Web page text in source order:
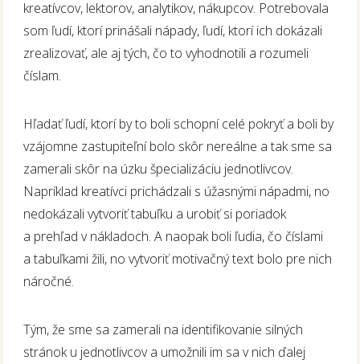
kreatívcov, lektorov, analytikov, nákupcov. Potrebovala
som ľudí, ktorí prinášali nápady, ľudí, ktorí ich dokázali
zrealizovať, ale aj tých, čo to vyhodnotili a rozumeli
číslam.
Hľadať ľudí, ktorí by to boli schopní celé pokryť a boli by
vzájomne zastupiteľní bolo skôr nereálne a tak sme sa
zamerali skôr na úzku špecializáciu jednotlivcov.
Napríklad kreatívci prichádzali s úžasnými nápadmi, no
nedokázali vytvoriť tabuľku a urobiť si poriadok
a prehľad v nákladoch. A naopak boli ľudia, čo číslami
a tabuľkami žili, no vytvoriť motivačný text bolo pre nich
náročné.
Tým, že sme sa zamerali na identifikovanie silných
stránok u jednotlivcov a umožnili im sa v nich ďalej